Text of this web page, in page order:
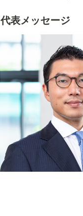
代表メッセージ